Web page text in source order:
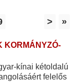
> »
KORMÁNYZÓ-
kínai kétoldalú
felelős